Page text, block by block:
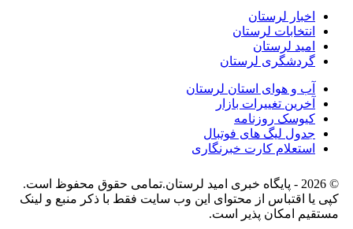
اخبار لرستان
انتخابات لرستان
امید لرستان
گردشگری لرستان
آب و هوای استان لرستان
آخرین تغییرات بازار
کیوسک روزنامه
جدول لیگ های فوتبال
استعلام کارت خبرنگاری
© 2026 - پایگاه خبری اميد لرستان.تمامی حقوق محفوظ است.
کپی یا اقتباس از محتوای این وب سایت فقط با ذکر منبع و لینک
مستقیم امکان پذیر است.